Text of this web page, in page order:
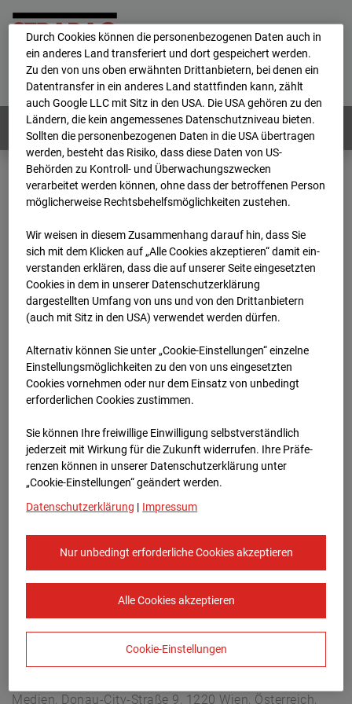
Home E-Mail Impressum
Login
Deutsch / English
Webcams: Alle Länder
Home
Deutschland
BC-126 - BV Bauhof-Areal Reutlingen
Archiv
2026
07 08 13:15
BC-126 - BV Bauhof-
Areal Reutlingen
Christophstraße 11, 72760 Reutlingen
Zur Übersicht
Europe/Berlin
Medien, Donau-City-Straße 9, 1220 Wien, Österreich,
Durch Cookies können die personenbezogenen Daten auch in
ein anderes Land transferiert und dort gespeichert werden.
Zu den von uns oben erwähnten Drittanbietern, bei denen ein
Datentransfer in ein anderes Land stattfinden kann, zählt
auch Google LLC mit Sitz in den USA. Die USA gehören zu den
Ländern, die kein angemessenes Datenschutzniveau bieten.
Sollten die personenbezogenen Daten in die USA übertragen
werden, besteht das Risiko, dass diese Daten von US-
Behörden zu Kontroll- und Überwachungszwecken
verarbeitet werden können, ohne dass der betroffenen Person
möglicherweise Rechtsbehelfsmöglichkeiten zustehen.
Wir weisen in diesem Zusammenhang darauf hin, dass Sie
sich mit dem Klicken auf „Alle Cookies akzeptieren“ damit ein­
ver­standen erklären, dass die auf unserer Seite eingesetzten
Cookies in dem in unserer Datenschutzerklärung
dargestellten Umfang von uns und von den Drittanbietern
(auch mit Sitz in den USA) verwendet werden dürfen.
Alternativ können Sie unter „Cookie-Einstellungen“ einzelne
Einstellungsmöglichkeiten zu den von uns eingesetzten
Cookies vornehmen oder nur dem Einsatz von unbedingt
erforderlichen Cookies zustimmen.
Sie können Ihre freiwillige Einwilligung selbstverständlich
jederzeit mit Wirkung für die Zukunft widerrufen. Ihre Prä­fe­
renzen können in unserer Datenschutzerklärung unter
„Cookie-Einstellungen“ geändert werden.
Datenschutzerklärung | Impressum
Nur unbedingt erforderliche Cookies akzeptieren
Alle Cookies akzeptieren
Cookie-Einstellungen